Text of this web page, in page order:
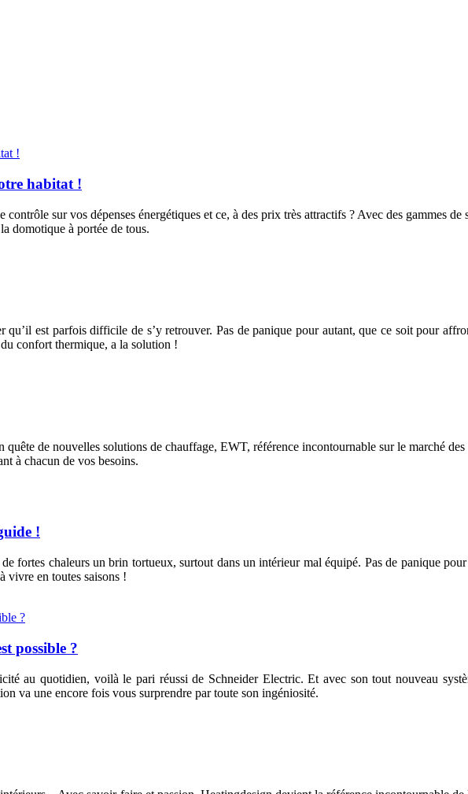
habitat !
sur vos dépenses énergétiques et ce, à des prix très attractifs ? Avec des gammes
domotique à portée de tous.
est parfois difficile de s’y retrouver. Pas de panique pour autant, que ce soit pour
confort thermique, a la solution !
quête de nouvelles solutions de chauffage, EWT, référence incontournable sur le marché
à chacun de vos besoins.
!
fortes chaleurs un brin tortueux, surtout dans un intérieur mal équipé. Pas de panique
vivre en toutes saisons !
possible ?
au quotidien, voilà le pari réussi de Schneider Electric. Et avec son tout nouveau
va une encore fois vous surprendre par toute son ingéniosité.